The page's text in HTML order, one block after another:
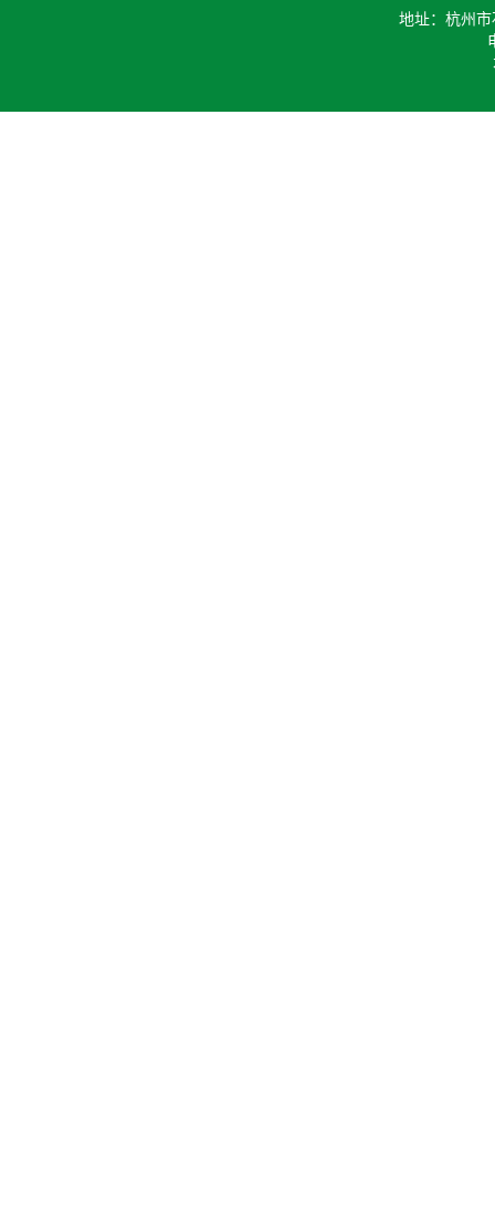
地址：杭州